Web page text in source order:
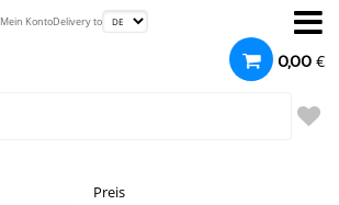
Mein KontoDelivery to
0,00 €
Preis